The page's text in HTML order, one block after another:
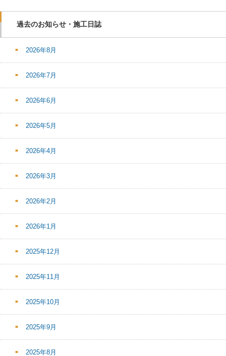
過去のお知らせ・施工日誌
2026年8月
2026年7月
2026年6月
2026年5月
2026年4月
2026年3月
2026年2月
2026年1月
2025年12月
2025年11月
2025年10月
2025年9月
2025年8月